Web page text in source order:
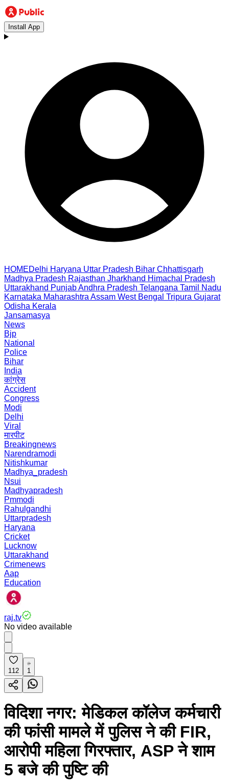
Install App
HOMEDelhi Haryana Uttar Pradesh Bihar Chhattisgarh
Madhya Pradesh Rajasthan Jharkhand Himachal Pradesh
Uttarakhand PunjabAndhra Pradesh Telangana Tamil Nadu
Karnataka Maharashtra Assam West Bengal Tripura Gujarat
Odisha Kerala
Jansamasya
News
Bjp
National
Police
Bihar
India
कांग्रेस
Accident
Congress
Modi
Delhi
Viral
मारपीट
Breakingnews
Narendramodi
Nitishkumar
Madhya_pradesh
Nsui
Madhyapradesh
Pmmodi
Rahulgandhi
Uttarpradesh
Haryana
Cricket
Lucknow
Uttarakhand
Crimenews
Aap
Education
raj.tv
No video available
112 1
विदिशा नगर: मेडिकल कॉलेज कर्मचारी
की फांसी मामले में पुलिस ने की FIR,
आरोपी महिला गिरफ्तार, ASP ने शाम
5 बजे की पुष्टि की